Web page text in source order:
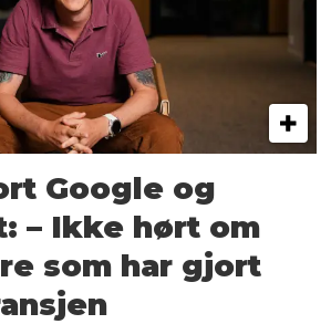
Google og
– Ikke hørt om
som har gjort